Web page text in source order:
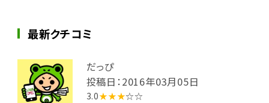
最新クチコミ
だっぴ
投稿日：2016年03月05日
3.0★★★☆☆